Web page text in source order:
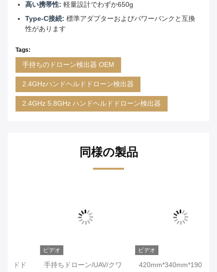
高い携帯性: 軽量設計でわずか650g
Type-C接続: 標準アダプターおよびパワーバンクと互換
性があります
Tags:
手持ちのドローン検出器 OEM
2.4GHzハンドヘルドドローン検出器
2.4GHz 5.8GHz ハンドヘルドドローン検出器
同様の製品
手持ちドローン/UAV/クワ
420mm*340mm*190mm 手